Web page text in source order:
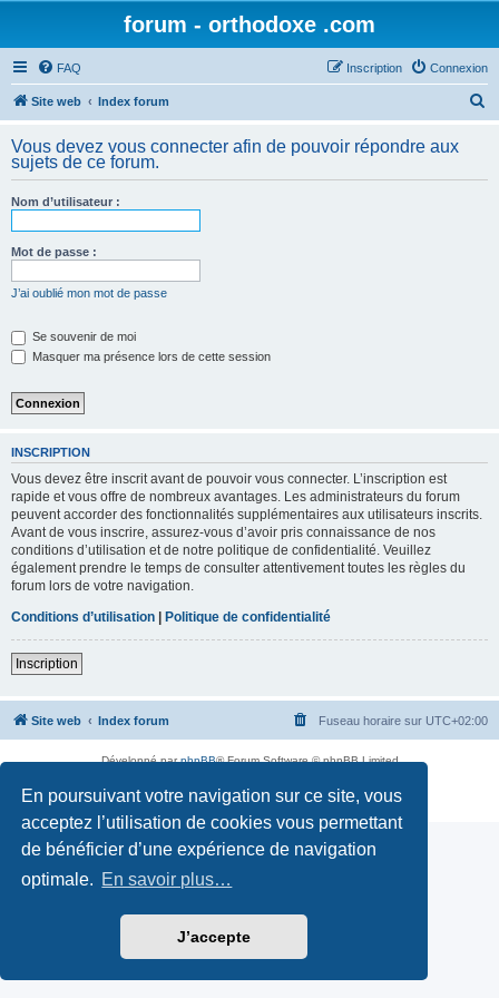
En poursuivant votre navigation sur ce site, vous
acceptez l’utilisation de cookies vous permettant
de bénéficier d’une expérience de navigation
optimale. En savoir plus…
J’accepte
forum - orthodoxe .com
FAQ Connexion
Inscription
Site web Index forum
h
Vous devez vous connecter afin de pouvoir répondre aux
sujets de ce forum.
Nom d’utilisateur :
Mot de passe :
J’ai oublié mon mot de passe
Se souvenir de moi
Masquer ma présence lors de cette session
INSCRIPTION
Vous devez être inscrit avant de pouvoir vous connecter. L’inscription est
rapide et vous offre de nombreux avantages. Les administrateurs du forum
peuvent accorder des fonctionnalités supplémentaires aux utilisateurs inscrits.
Avant de vous inscrire, assurez-vous d’avoir pris connaissance de nos
conditions d’utilisation et de notre politique de confidentialité. Veuillez
également prendre le temps de consulter attentivement toutes les règles du
forum lors de votre navigation.
Conditions d’utilisation | Politique de confidentialité
Inscription
Site web Index forum Fuseau horaire sur UTC+02:00
Développé parphpBB® Forum Software © phpBB Limited
Confidentialité| Conditions